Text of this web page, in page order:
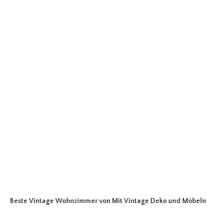
Beste Vintage Wohnzimmervon Mit Vintage Deko und Möbeln